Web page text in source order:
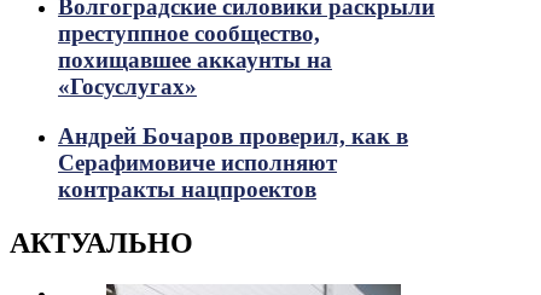
Волгоградские силовики раскрыли
преступпное сообщество,
похищавшее аккаунты на
«Госуслугах»
Андрей Бочаров проверил, как в
Серафимовиче исполняют
контракты нацпроектов
АКТУАЛЬНО